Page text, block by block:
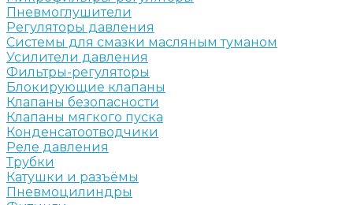
Пневмоглушители
Регуляторы давления
Системы для смазки масляным туманом
Усилители давления
Фильтры-регуляторы
Блокирующие клапаны
Клапаны безопасности
Клапаны мягкого пуска
Конденсатоотводчики
Реле давления
Трубки
Катушки и разъёмы
Пневмоцилиндры